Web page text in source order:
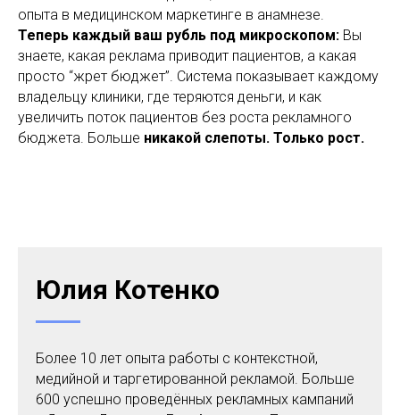
опыта в медицинском маркетинге в анамнезе.
Теперь каждый ваш рубль под микроскопом: Вы
знаете, какая реклама приводит пациентов, а какая
просто “жрет бюджет”. Система показывает каждому
владельцу клиники, где теряются деньги, и как
увеличить поток пациентов без роста рекламного
бюджета. Больше никакой слепоты. Только рост.
Юлия Котенко
Более 10 лет опыта работы с контекстной,
медийной и таргетированной рекламой. Больше
600 успешно проведённых рекламных кампаний